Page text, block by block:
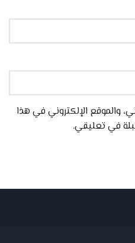
والموقع الإلكتروني في هذا
في تعليقي.